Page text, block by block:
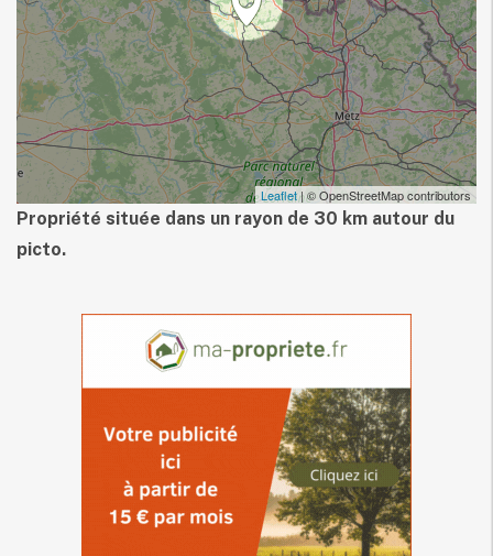
Leaflet| © OpenStreetMap contributors
Propriété située dans un rayon de 30 km autour du
picto.